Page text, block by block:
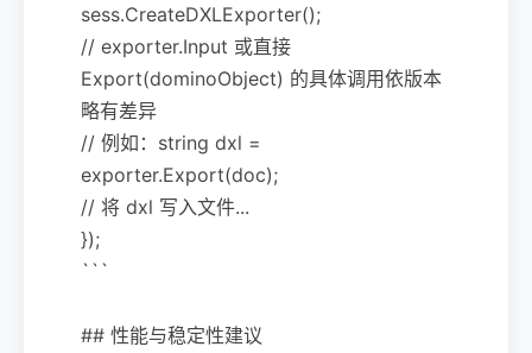
sess.CreateDXLExporter();
// exporter.Input 或直接
Export(dominoObject) 的具体调用依版本
略有差异
// 例如：string dxl =
exporter.Export(doc);
// 将 dxl 写入文件...
});
```
## 性能与稳定性建议